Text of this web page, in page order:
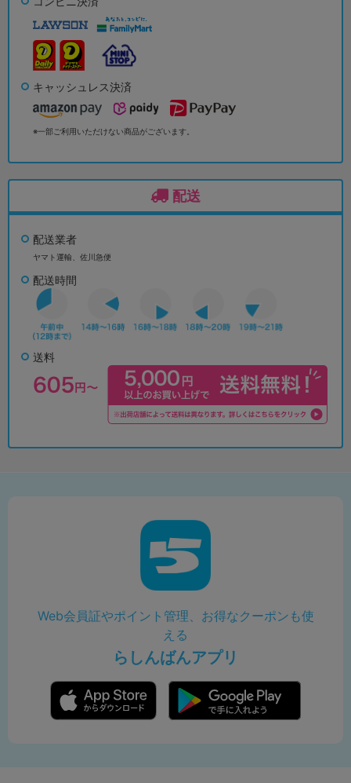
キャッシュレス決済
※一部ご利用いただけない商品がございます。
配送
配送業者
ヤマト運輸、佐川急便
配送時間
送料
Web会員証やポイント管理、お得なクーポンも使
える
らしんばんアプリ